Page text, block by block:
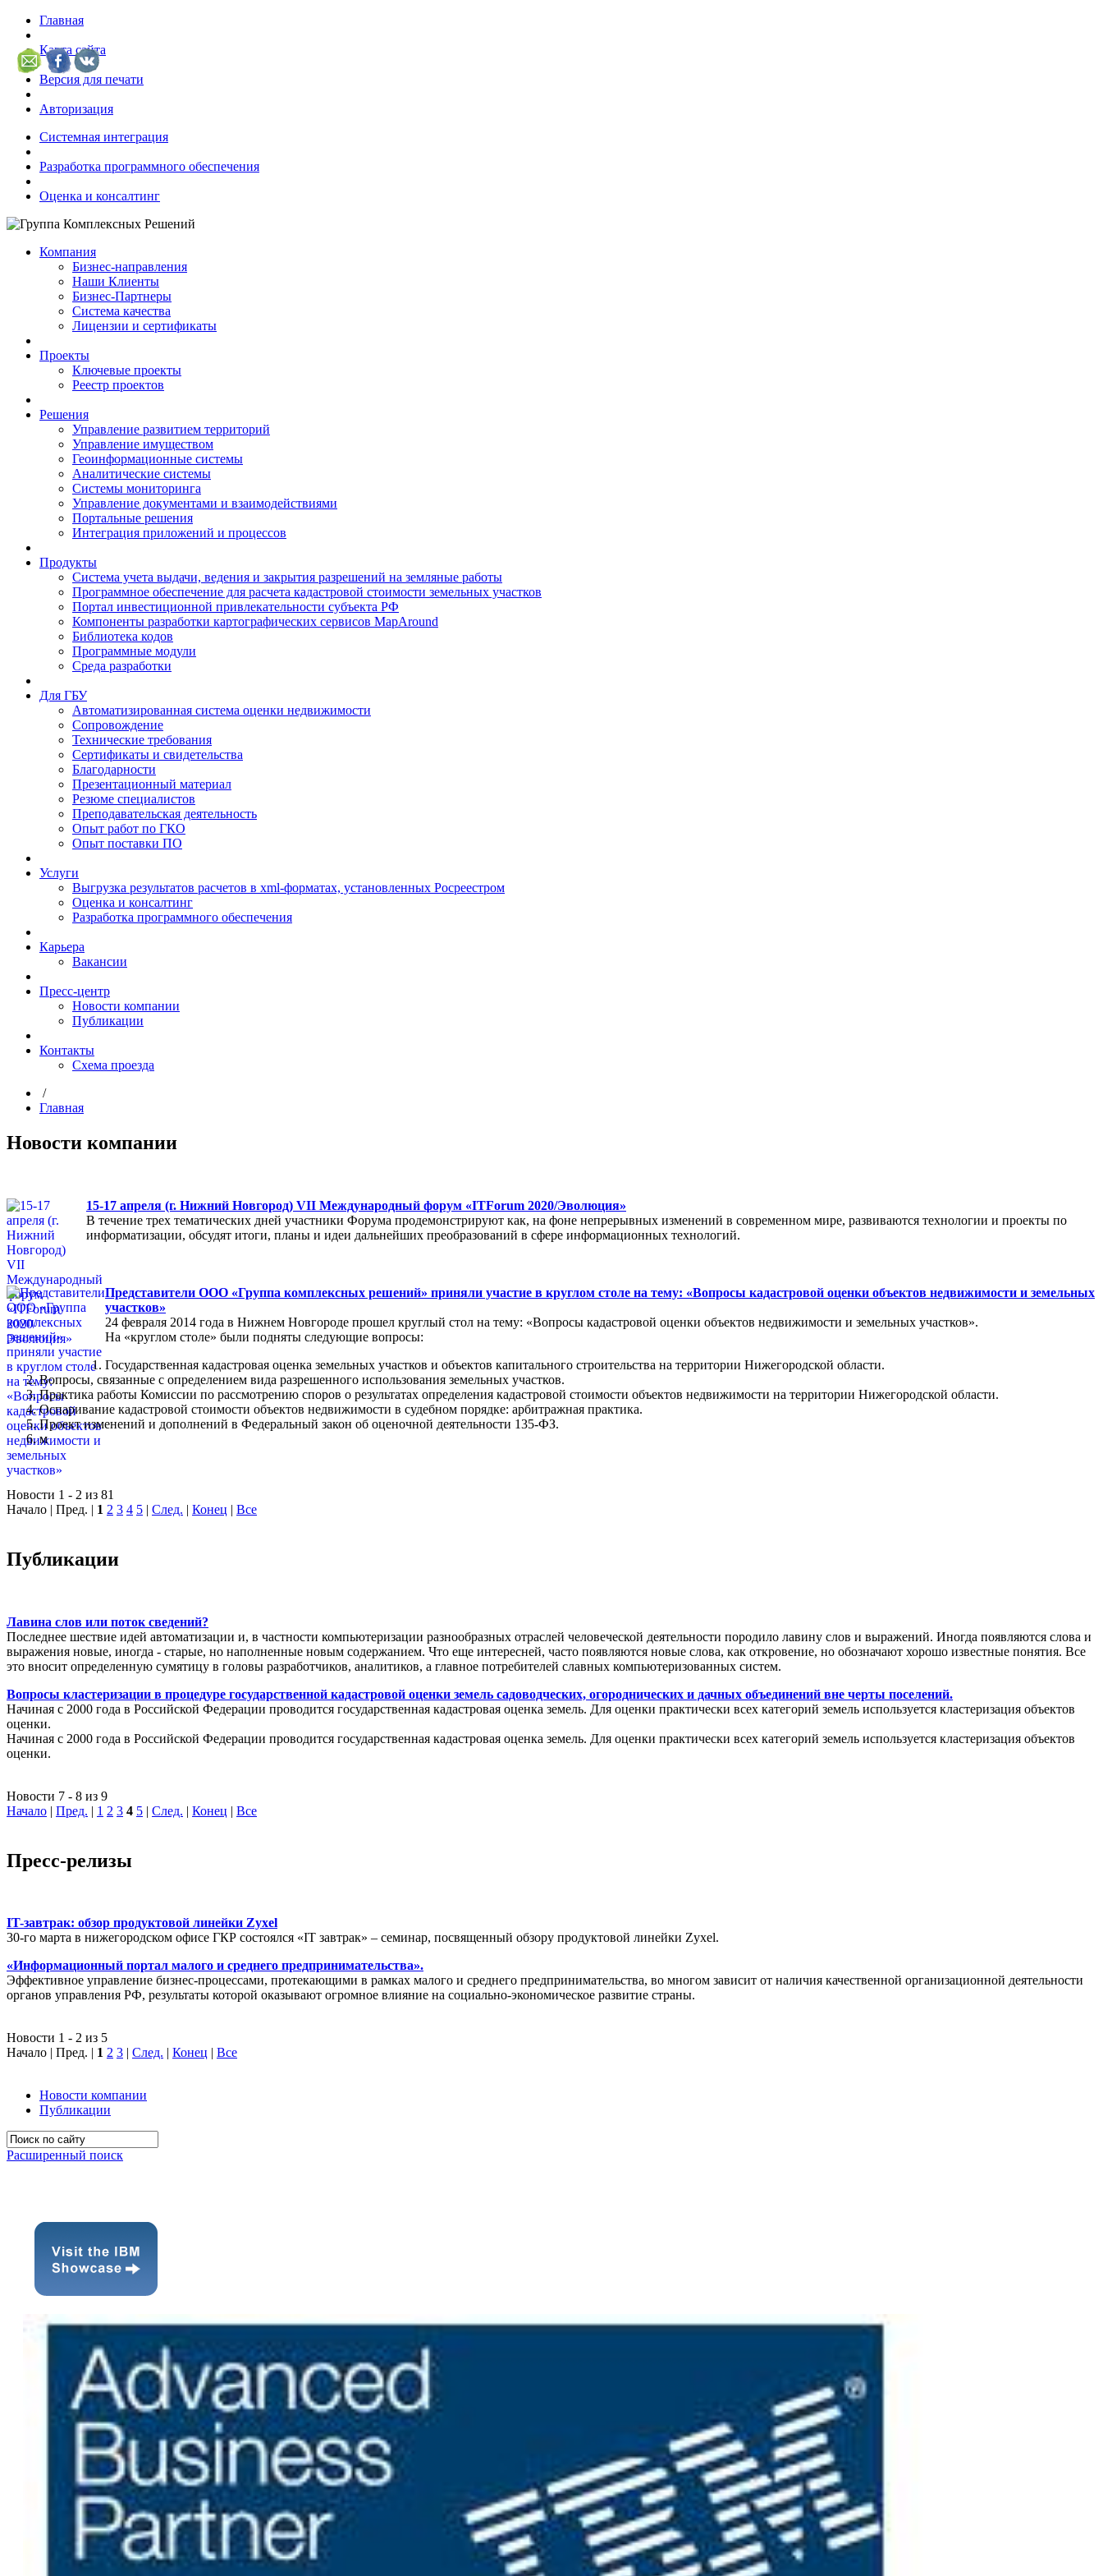
Главная
Карта сайта
Версия для печати
Авторизация
Системная интеграция
Разработка программного обеспечения
Оценка и консалтинг
Компания
Бизнес-направления
Наши Клиенты
Бизнес-Партнеры
Система качества
Лицензии и сертификаты
Проекты
Ключевые проекты
Реестр проектов
Решения
Управление развитием территорий
Управление имуществом
Геоинформационные системы
Аналитические системы
Системы мониторинга
Управление документами и взаимодействиями
Портальные решения
Интеграция приложений и процессов
Продукты
Система учета выдачи, ведения и закрытия разрешений на земляные работы
Программное обеспечение для расчета кадастровой стоимости земельных участков
Портал инвестиционной привлекательности субъекта РФ
Компоненты разработки картографических сервисов MapAround
Библиотека кодов
Программные модули
Среда разработки
Для ГБУ
Автоматизированная система оценки недвижимости
Сопровождение
Технические требования
Сертификаты и свидетельства
Благодарности
Презентационный материал
Резюме специалистов
Преподавательская деятельность
Опыт работ по ГКО
Опыт поставки ПО
Услуги
Выгрузка результатов расчетов в xml-форматах, установленных Росреестром
Оценка и консалтинг
Разработка программного обеспечения
Карьера
Вакансии
Пресс-центр
Новости компании
Публикации
Контакты
Схема проезда
/
Главная
Новости компании
15-17 апреля (г. Нижний Новгород) VII Международный форум «ITForum 2020/Эволюция»
В течение трех тематических дней участники Форума продемонстрируют как, на фоне непрерывных изменений в современном мире, развиваются технологии и проекты по
информатизации, обсудят итоги, планы и идеи дальнейших преобразований в сфере информационных технологий.
Представители ООО «Группа комплексных решений» приняли участие в круглом столе на тему: «Вопросы кадастровой оценки объектов недвижимости и земельных
участков»
24 февраля 2014 года в Нижнем Новгороде прошел круглый стол на тему: «Вопросы кадастровой оценки объектов недвижимости и земельных участков».
На «круглом столе» были подняты следующие вопросы:
Государственная кадастровая оценка земельных участков и объектов капитального строительства на территории Нижегородской области.
Вопросы, связанные с определением вида разрешенного использования земельных участков.
Практика работы Комиссии по рассмотрению споров о результатах определения кадастровой стоимости объектов недвижимости на территории Нижегородской области.
Оспаривание кадастровой стоимости объектов недвижимости в судебном порядке: арбитражная практика.
Проект изменений и дополнений в Федеральный закон об оценочной деятельности 135-ФЗ.
м
Новости 1 - 2 из 81
Начало | Пред. | 1 2 3 4 5 | След. | Конец | Все
Публикации
Лавина слов или поток сведений?
Последнее шествие идей автоматизации и, в частности компьютеризации разнообразных отраслей человеческой деятельности породило лавину слов и выражений. Иногда появляются слова и
выражения новые, иногда - старые, но наполненные новым содержанием. Что еще интересней, часто появляются новые слова, как откровение, но обозначают хорошо известные понятия. Все
это вносит определенную сумятицу в головы разработчиков, аналитиков, а главное потребителей славных компьютеризованных систем.
Вопросы кластеризации в процедуре государственной кадастровой оценки земель садоводческих, огороднических и дачных объединений вне черты поселений.
Начиная с 2000 года в Российской Федерации проводится государственная кадастровая оценка земель. Для оценки практически всех категорий земель используется кластеризация объектов
оценки.
Начиная с 2000 года в Российской Федерации проводится государственная кадастровая оценка земель. Для оценки практически всех категорий земель используется кластеризация объектов
оценки.
Новости 7 - 8 из 9
Начало | Пред. | 1 2 3 4 5 | След. | Конец | Все
Пресс-релизы
IT-завтрак: обзор продуктовой линейки Zyxel
30-го марта в нижегородском офисе ГКР состоялся «IT завтрак» – семинар, посвященный обзору продуктовой линейки Zyxel.
«Информационный портал малого и среднего предпринимательства».
Эффективное управление бизнес-процессами, протекающими в рамках малого и среднего предпринимательства, во многом зависит от наличия качественной организационной деятельности
органов управления РФ, результаты которой оказывают огромное влияние на социально-экономическое развитие страны.
Новости 1 - 2 из 5
Начало | Пред. | 1 2 3 | След. | Конец | Все
Новости компании
Публикации
Расширенный поиск